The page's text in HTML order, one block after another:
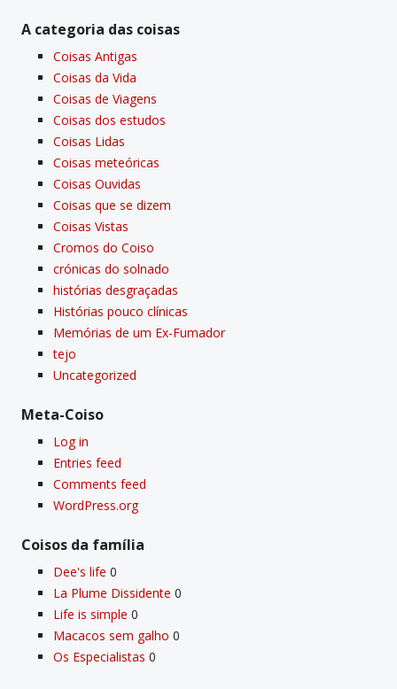
A categoria das coisas
Coisas Antigas
Coisas da Vida
Coisas de Viagens
Coisas dos estudos
Coisas Lidas
Coisas meteóricas
Coisas Ouvidas
Coisas que se dizem
Coisas Vistas
Cromos do Coiso
crónicas do solnado
histórias desgraçadas
Histórias pouco clí­nicas
Memórias de um Ex-Fumador
tejo
Uncategorized
Meta-Coiso
Log in
Entries feed
Comments feed
WordPress.org
Coisos da famí­lia
Dee's life 0
La Plume Dissidente 0
Life is simple 0
Macacos sem galho 0
Os Especialistas 0